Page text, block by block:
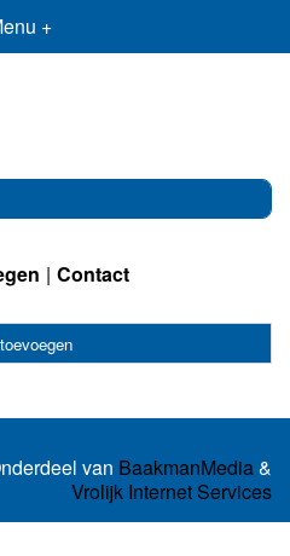
+
Contact
van BaakmanMedia&
Vrolijk Internet Services